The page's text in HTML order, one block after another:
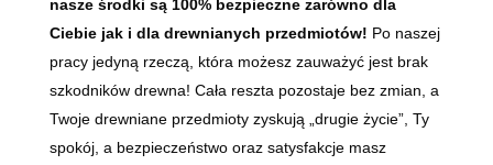
nasze środki są 100% bezpieczne zarówno dla
Ciebie jak i dla drewnianych przedmiotów! Po naszej
pracy jedyną rzeczą, która możesz zauważyć jest brak
szkodników drewna! Cała reszta pozostaje bez zmian, a
Twoje drewniane przedmioty zyskują „drugie życie”, Ty
spokój, a bezpieczeństwo oraz satysfakcje masz